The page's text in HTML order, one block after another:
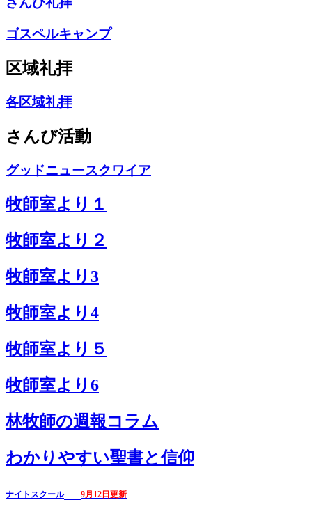
ゴスペルキャンプ
区域礼拝
各区域礼拝
さんび活動
グッドニュースクワイア
牧師室より１
牧師室より２
牧師室より3
牧師室より4
牧師室より５
牧師室より6
林牧師の週報コラム
わかりやすい聖書と信仰
ナイトスクール 9月12日更新